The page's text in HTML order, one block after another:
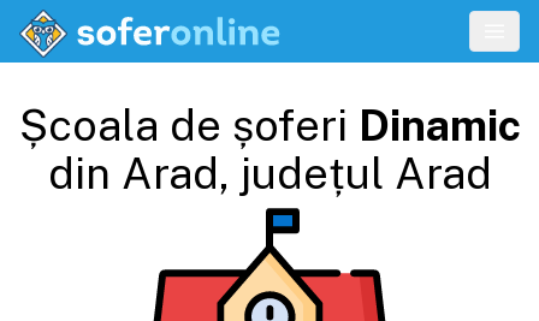
Școala de șoferi Dinamic
din Arad, județul Arad